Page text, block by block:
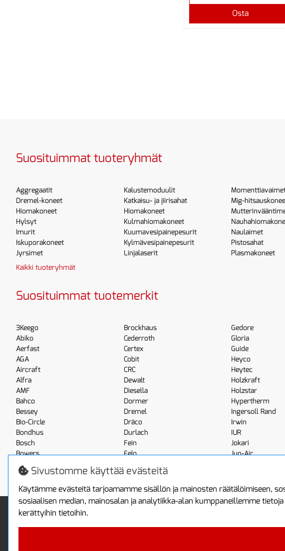
Osta
Suosituimmat tuoteryhmät
Aggregaatit
Dremel-koneet
Hiomakoneet
Hylsyt
Imurit
Iskuporakoneet
Jyrsimet
Kalustemoduulit
Katkaisu- ja jiirisahat
Hiomakoneet
Kulmahiomakoneet
Kuumavesipainepesurit
Kylmävesipainepesurit
Linjalaserit
Mig-
Naulaimet
Pistosahat
Plasmakoneet
Kaikki tuoteryhmät
Suosituimmat tuotemerkit
3Keego
Abiko
Aerfast
AGA
Aircraft
Alfra
AMF
Bahco
Bessey
Bio-Circle
Bondhus
Bosch
Bowers
Boxo
Brennenstuhl
Brockhaus
Cederroth
Certex
Cobit
CRC
Dewalt
Diesella
Dormer
Dremel
Dräco
Durlach
Fein
Felo
Fluke
Gedore
Gloria
Guide
Heyco
Heytec
Holzkraft
Holzstar
Hypertherm
Ingersoll Rand
Irwin
IUR
Jokari
Jun-Air
Info
Yhteystiedot
Toimitus ja maksaminen
Toimitustavat
Sivustomme käyttää evästeitä
Käytämme evästeitä tarjoamamme sisällön ja mainosten räätälöimiseen,
sosiaalisen median, mainosalan ja analytiikka-alan kumppaneillemme
kerättyihin tietoihin.